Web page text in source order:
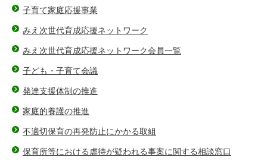
子育て家庭応援事業
みえ次世代育成応援ネットワーク
みえ次世代育成応援ネットワーク会員一覧
子ども・子育て会議
発達支援体制の推進
家庭的養護の推進
不適切保育の再発防止にかかる取組
保育所等における虐待が疑われる事案に関する相談窓口